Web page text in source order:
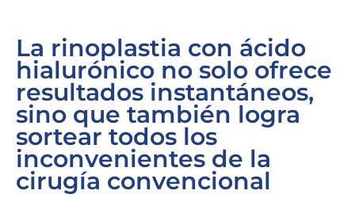
La rinoplastia con ácido
hialurónico no solo ofrece
resultados instantáneos,
sino que también logra
sortear todos los
inconvenientes de la
cirugía convencional